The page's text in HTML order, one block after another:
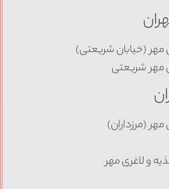
(خیابان شریعتی)
مهر شریعتی
(مرزداران)
و لاغری مهر